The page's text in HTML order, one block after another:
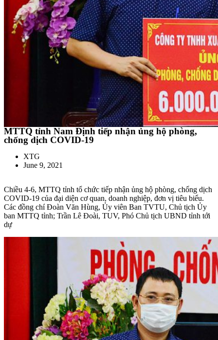
MTTQ tỉnh Nam Định tiếp nhận ủng hộ phòng,
chống dịch COVID-19
XTG
June 9, 2021
Chiều 4-6, MTTQ tỉnh tổ chức tiếp nhận ủng hộ phòng, chống dịch
COVID-19 của đại diện cơ quan, doanh nghiệp, đơn vị tiêu biểu.
Các đồng chí Đoàn Văn Hùng, Ủy viên Ban TVTU, Chủ tịch Ủy
ban MTTQ tỉnh; Trần Lê Đoài, TUV, Phó Chủ tịch UBND tỉnh tới
dự